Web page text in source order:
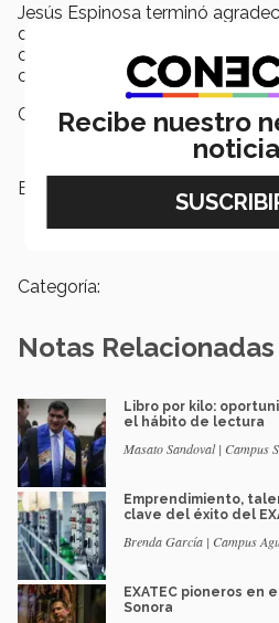
Jesús Espinosa terminó
de estudiar en el
como
EXATEC, que siempre
comunidad y de los futuros
Campus:
Etiquetas:
Campus
Categoría:
Notas Relacionadas
Libro por kilo:
el hábito de lectura
Masato Sandoval | Campus
Emprendimiento,
clave del éxito del
Brenda García | Campus
EXATEC pioneros en
Sonora
Recibe nuestro